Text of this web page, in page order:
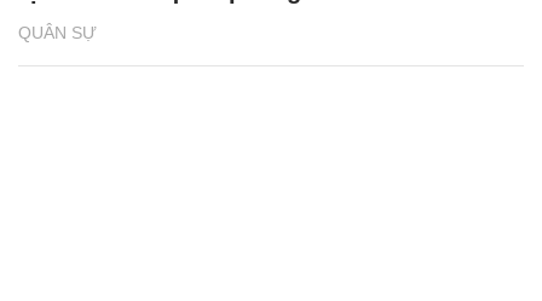
QUÂN SỰ